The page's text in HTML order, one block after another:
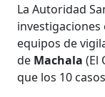
La Autoridad
equipos de
de Machala(El
que los 10